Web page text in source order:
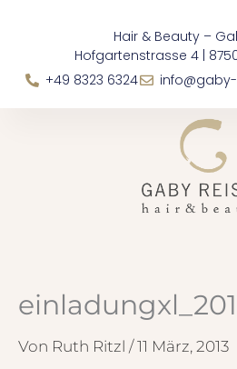
springen
Hair & Beauty –
Hofgartenstrasse 4 |
+49 8323 6324
Von Ruth Ritzl /11 März, 2013